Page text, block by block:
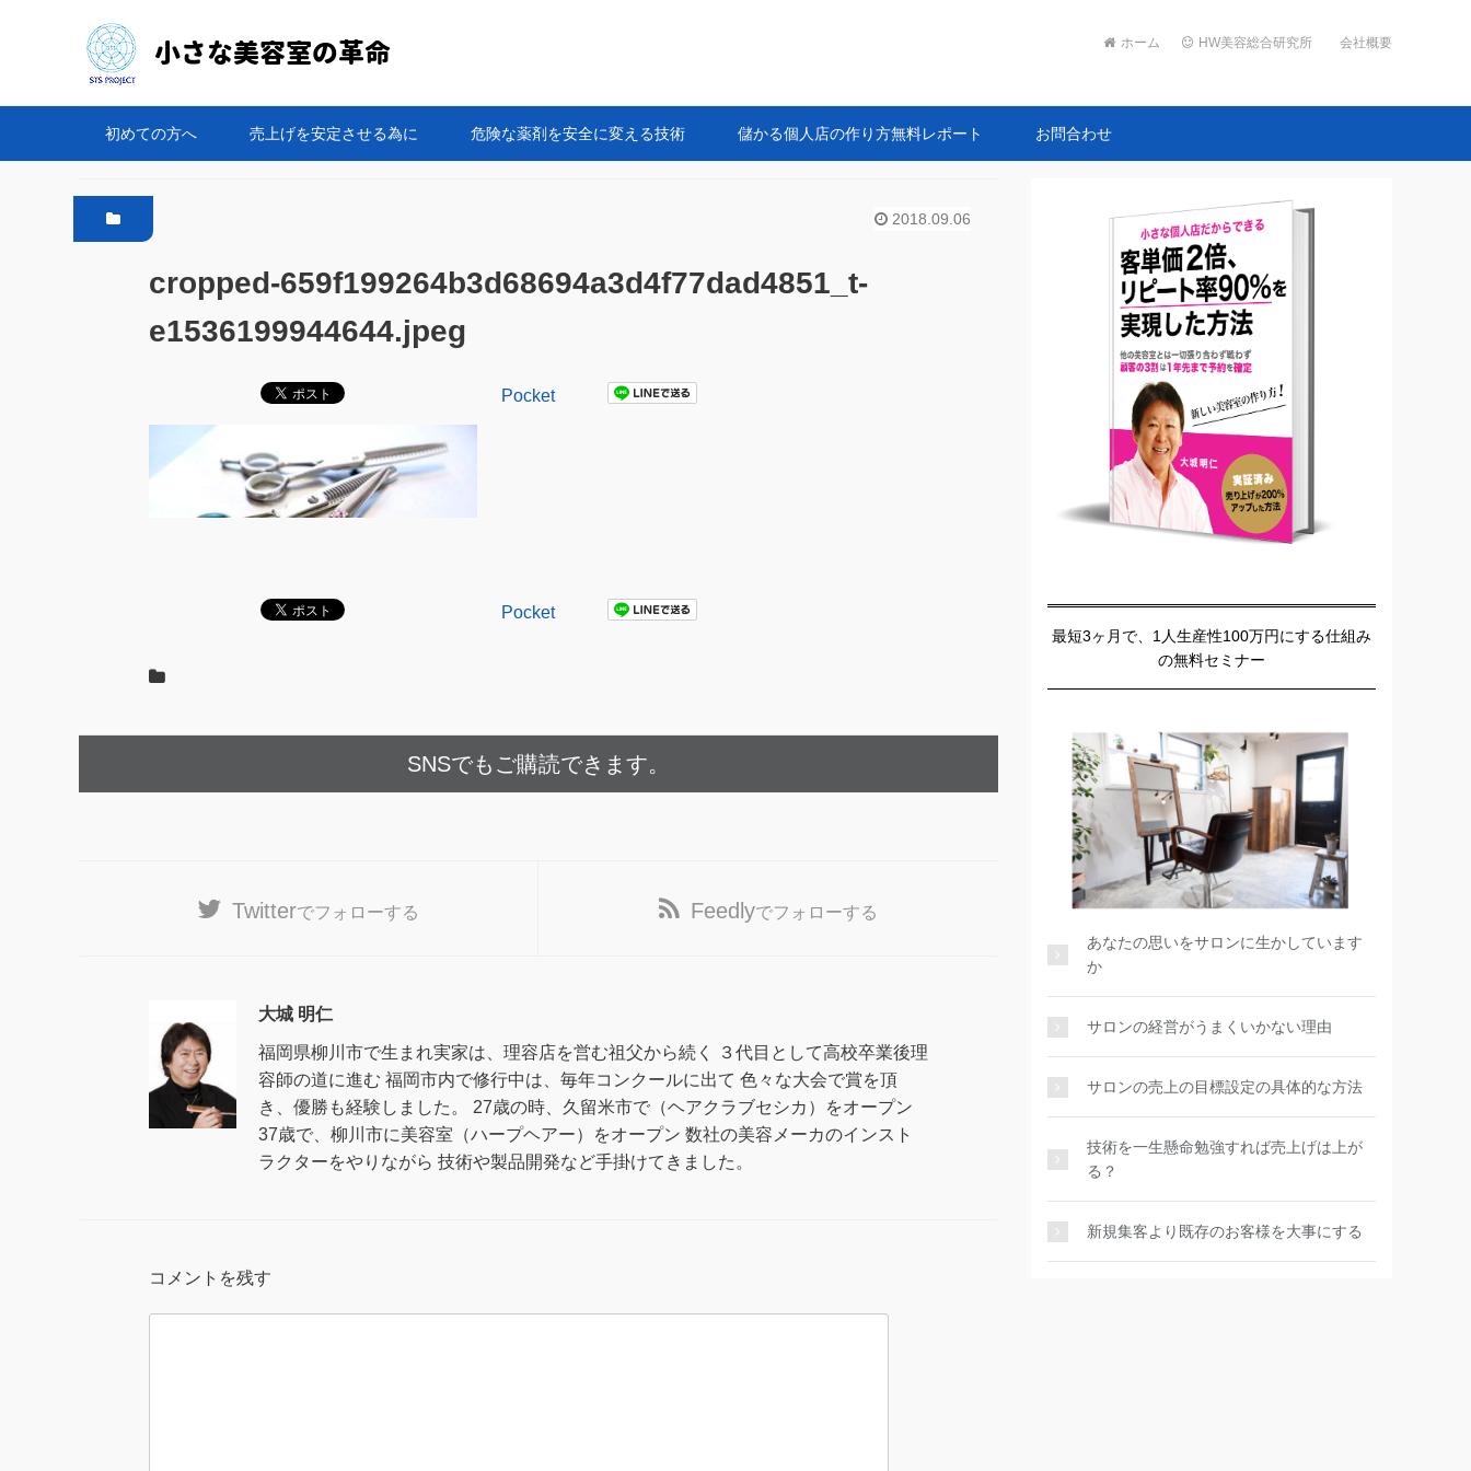
ホーム HW美容総合研究所 会社概要
初めての方へ 売上げを安定させる為に 危険な薬剤を安全に変える技術 儲かる個人店の作り方無料レポート お問合わせ
2018.09.06
cropped-659f199264b3d68694a3d4f77dad4851_t-
e1536199944644.jpeg
Pocket
Pocket
SNSでもご購読できます。
Twitterでフォローする Feedlyでフォローする
大城 明仁
福岡県柳川市で生まれ実家は、理容店を営む祖父から続く ３代目として高校卒業後理
容師の道に進む 福岡市内で修行中は、毎年コンクールに出て 色々な大会で賞を頂
き、優勝も経験しました。 27歳の時、久留米市で（ヘアクラブセシカ）をオープン
37歳で、柳川市に美容室（ハープヘアー）をオープン 数社の美容メーカのインスト
ラクターをやりながら 技術や製品開発など手掛けてきました。
コメントを残す
最短3ヶ月で、1人生産性100万円にする仕組み
の無料セミナー
あなたの思いをサロンに生かしています
か
サロンの経営がうまくいかない理由
サロンの売上の目標設定の具体的な方法
技術を一生懸命勉強すれば売上げは上が
る？
新規集客より既存のお客様を大事にする